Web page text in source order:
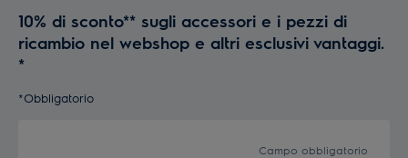
10% di sconto** sugli accessori e i pezzi di
ricambio nel webshop e altri esclusivi vantaggi.
*
*Obbligatorio
Campo obbligatorio